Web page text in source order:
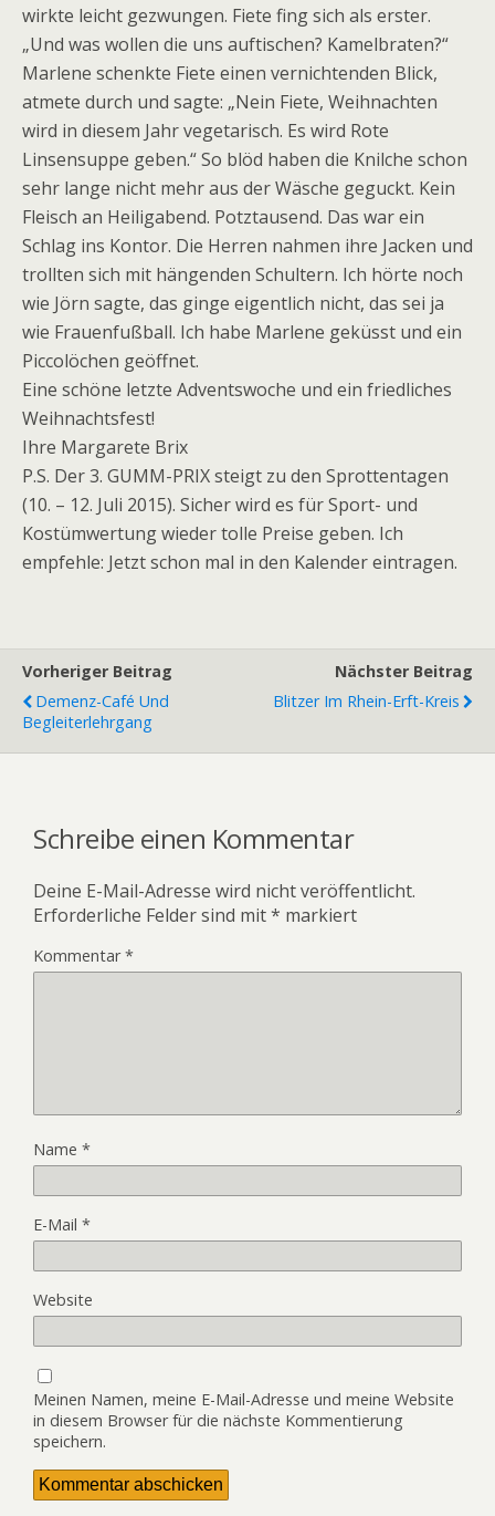
wirkte leicht gezwungen. Fiete fing sich als erster.
„Und was wollen die uns auftischen? Kamelbraten?“
Marlene schenkte Fiete einen vernichtenden Blick,
atmete durch und sagte: „Nein Fiete, Weihnachten
wird in diesem Jahr vegetarisch. Es wird Rote
Linsensuppe geben.“ So blöd haben die Knilche schon
sehr lange nicht mehr aus der Wäsche geguckt. Kein
Fleisch an Heiligabend. Potztausend. Das war ein
Schlag ins Kontor. Die Herren nahmen ihre Jacken und
trollten sich mit hängenden Schultern. Ich hörte noch
wie Jörn sagte, das ginge eigentlich nicht, das sei ja
wie Frauenfußball. Ich habe Marlene geküsst und ein
Piccolöchen geöffnet.
Eine schöne letzte Adventswoche und ein friedliches
Weihnachtsfest!
Ihre Margarete Brix
P.S. Der 3. GUMM-PRIX steigt zu den Sprottentagen
(10. – 12. Juli 2015). Sicher wird es für Sport- und
Kostümwertung wieder tolle Preise geben. Ich
empfehle: Jetzt schon mal in den Kalender eintragen.
Vorheriger Beitrag
Demenz-Café Und
Begleiterlehrgang
Nächster Beitrag
Blitzer Im Rhein-Erft-Kreis
Schreibe einen Kommentar
Deine E-Mail-Adresse wird nicht veröffentlicht.
Erforderliche Felder sind mit* markiert
Kommentar*
Name *
E-Mail *
Website
Meinen Namen, meine E-Mail-Adresse und meine Website
in diesem Browser für die nächste Kommentierung
speichern.